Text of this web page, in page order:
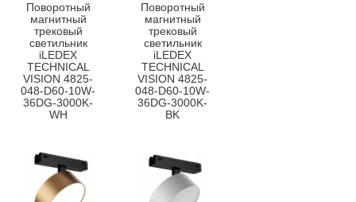
Поворотный
магнитный
трековый
светильник
iLEDEX
TECHNICAL
VISION 4825-
048-D60-10W-
36DG-3000K-
WH
Поворотный
магнитный
трековый
светильник
iLEDEX
TECHNICAL
VISION 4825-
048-D60-10W-
36DG-3000K-
BK